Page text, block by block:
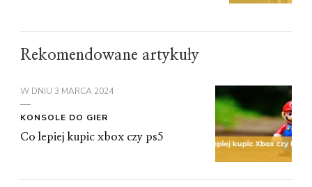
Rekomendowane artykuły
W DNIU 3 MARCA 2024
KONSOLE DO GIER
Co lepiej kupic xbox czy ps5